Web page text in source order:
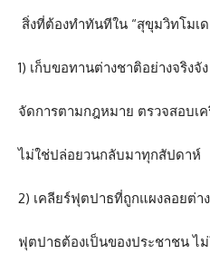
สิ่งที่ต้องทำทันทีใน “สุขุมวิทโมเด
1) เก็บขอทานต่างชาติอย่างจริงจัง
จัดการตามกฎหมาย ตรวจสอบเ
ไม่ใช่ปล่อยวนกลับมาทุกสัปดาห์
2) เคลียร์ฟุตปาธที่ถูกแผงลอยต่า
ฟุตปาธต้องเป็นของประชาชน ไ